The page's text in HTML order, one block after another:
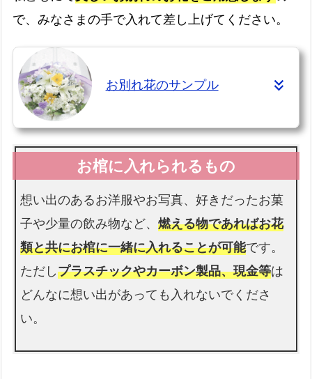
で、みなさまの手で入れて差し上げてください。
お別れ花のサンプル
想い出のあるお洋服やお写真、好きだったお菓
子や少量の飲み物など、燃える物であればお花
類と共にお棺に一緒に入れることが可能です。
ただしプラスチックやカーボン製品、現金等は
どんなに想い出があっても入れないでくださ
い。